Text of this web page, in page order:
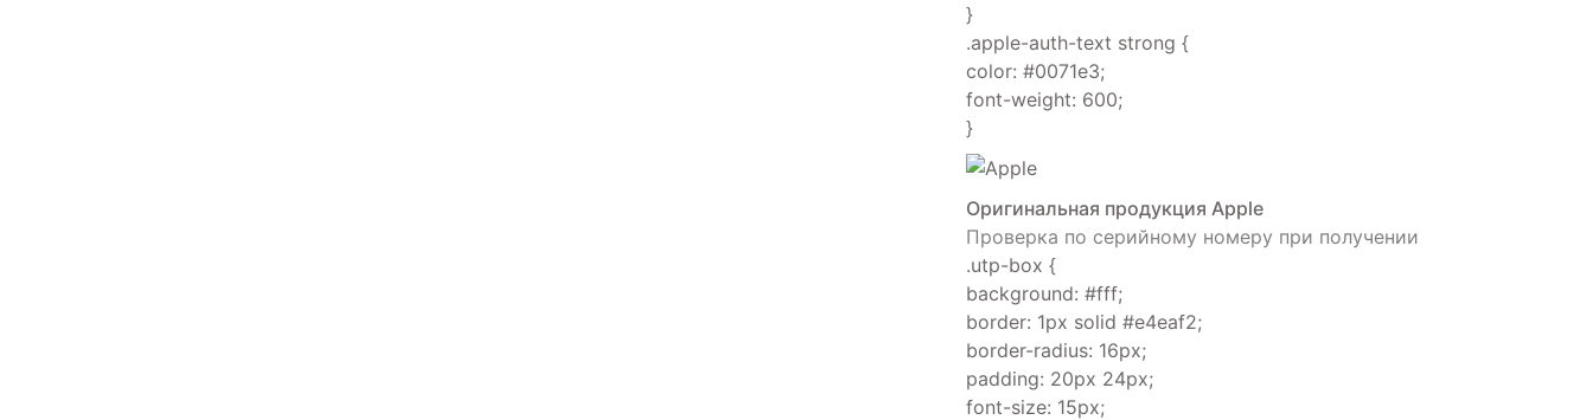
}
.apple-auth-text strong {
color: #0071e3;
font-weight: 600;
}
Оригинальная продукция Apple
Проверка по серийному номеру при получении
.utp-box {
background: #fff;
border: 1px solid #e4eaf2;
border-radius: 16px;
padding: 20px 24px;
font-size: 15px;